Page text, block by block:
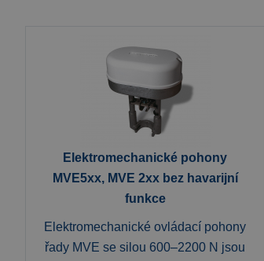
Elektromechanické pohony
MVE5xx, MVE 2xx bez havarijní
funkce
Elektromechanické ovládací pohony
řady MVE se silou 600–2200 N jsou